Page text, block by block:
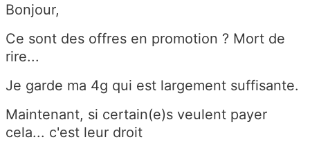
Bonjour,
Ce sont des offres en promotion ? Mort de
rire...
Je garde ma 4g qui est largement suffisante.
Maintenant, si certain(e)s veulent payer
cela... c'est leur droit